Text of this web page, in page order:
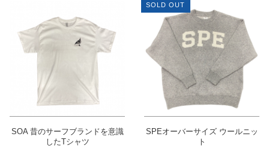
SOA 昔のサーフブランドを意識
したTシャツ
SOLD OUT
SPEオーバーサイズ ウールニッ
ト